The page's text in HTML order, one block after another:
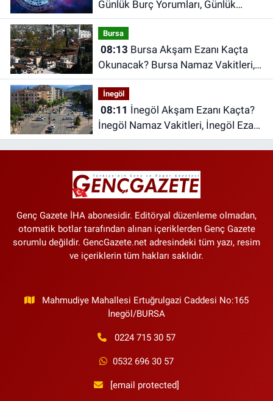
Günlük Burç Yorumları, Günlük
Astroloji Rehberi
Bursa
08:13
Okunacak? Bursa Namaz Vakitleri,
Bursa Ezan Saatleri | 10 Ağustos
2026 Pazartesi
İnegöl
08:11
İnegöl Namaz Vakitleri, İnegöl Ezan
Saatleri | 10 Ağustos 2026
Genç Gazete İHA abonesidir. Editöryal düzenleme olmadan,
otomatik botlar tarafından alınan içeriklerden Genç Gazete
sorumlu değildir. GencGazete.net adresindeki tüm yazı, resim
ve içeriklerin tüm hakları saklıdır.
Mahmudiye Mahallesi Ertuğrulgazi Caddesi No:165
İnegöl/BURSA
0224 715 30 57
0532 696 30 57
[email protected]